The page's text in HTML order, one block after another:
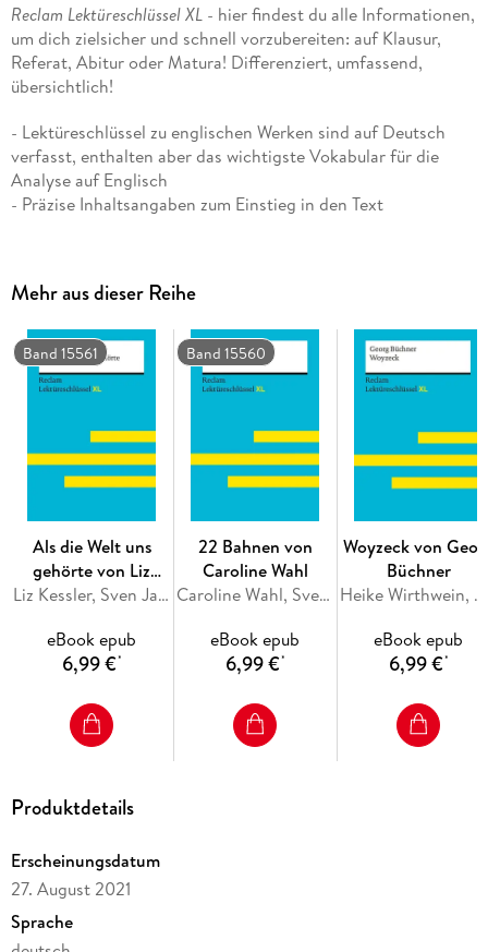
Reclam Lektüreschlüssel XL- hier findest du alle Informationen,
um dich zielsicher und schnell vorzubereiten: auf Klausur,
Referat, Abitur oder Matura! Differenziert, umfassend,
übersichtlich!
- Lektüreschlüssel zu englischen Werken sind auf Deutsch
verfasst, enthalten aber das wichtigste Vokabular für die
Analyse auf Englisch
- Präzise Inhaltsangaben zum Einstieg in den Text
- Hilfreiche Infografiken, Abbildungen und Tabellen
- Aktuelle Literatur- und Medientipps
- Prüfungsaufgaben mit Lösungshinweisen auf Englisch
- Zentrale Begriffe und Definitionen als Lernglossar auf
Englisch
»To be, or not to be«: Angesichts des gewaltsamen Todes
seines Vaters, des Königs von Dänemark, und der Heirat
seiner Mutter mit dessen mutmaßlichem Mörder zweifelt
dem Geist seines Vaters Rache, doch stehen nicht nur listige
Mitglieder des Hofes, sondern vor allem die eigenen
philosophischen Grübeleien der Vergeltung entgegen.
Mehr aus dieser Reihe
Band 15561
Als die Welt uns
gehörte von Liz
Kessler
Liz Kessler, Sven Jacobsen
eBook epub
6,99 €*
Band 15560
22 Bahnen von
Caroline Wahl
Caroline Wahl, Sven Jacobsen
eBook epub
6,99 €*
Woyzeck von
Büchner
Heike Wirthwein, Georg Büchner
eBook epub
6,99 €*
Produktdetails
Erscheinungsdatum
27. August 2021
Sprache